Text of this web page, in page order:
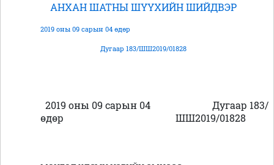
АНХАН ШАТНЫ ШҮҮХИЙН ШИЙДВЭР
2019 оны 09 сарын 04 өдөр
Дугаар 183/ШШ2019/01828
2019 оны 09 сарын 04
өдөр
Дугаар 183/
ШШ2019/01828